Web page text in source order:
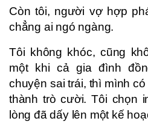
Còn tôi, người vợ hợp
chẳng ai ngó ngàng.
Tôi không khóc, cũng
một khi cả gia đình
chuyện sai trái, thì mình
thành trò cười. Tôi chọn
lòng đã dấy lên một kế